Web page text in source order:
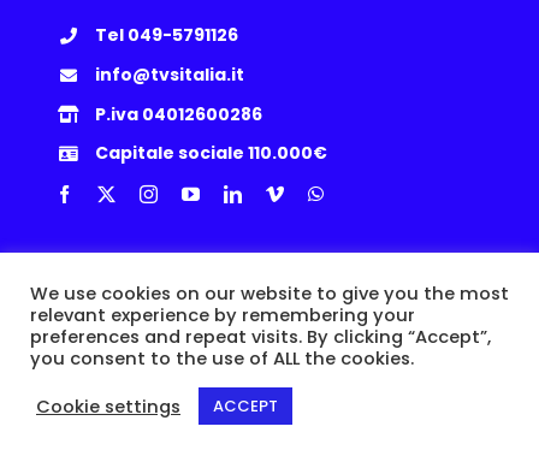
Tel 049-5791126
info@tvsitalia.it
P.iva 04012600286
Capitale sociale 110.000€
Privacy Policy|Cookie |Termini e Condizioni |Politica Resi
© Copyright 2015 -2026 | TVSITALIA S.r.l. | Via dell’Artigianato, 8/A,
35010 Loreggia (PD) | P.IVA IT04012600286 |
We use cookies on our website to give you the most
relevant experience by remembering your
preferences and repeat visits. By clicking “Accept”,
you consent to the use of ALL the cookies.
Cookie settings
ACCEPT